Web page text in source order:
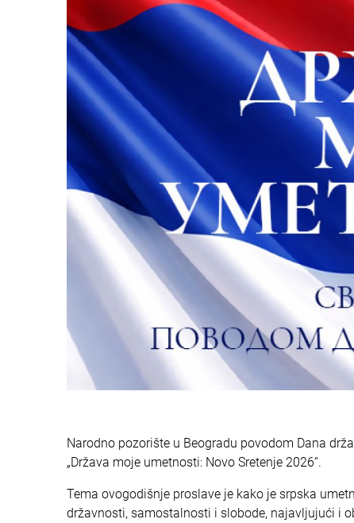
Narodno pozorište u Beogradu povodom Dana
„Država moje umetnosti: Novo Sretenje 2026“.
Tema ovogodišnje proslave je kako je srpska
državnosti, samostalnosti i slobode, najavljujući i